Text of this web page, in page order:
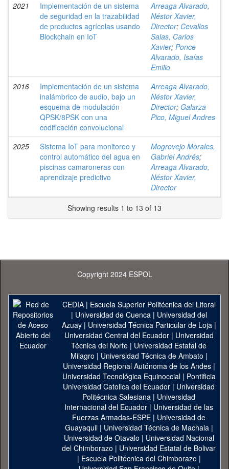
2021
Implementación de un sistema
de seguridad en la trazabilidad
de productos agrícolas usando
Blockchain en IoT
Arreaga Alvarado,
Néstor Xavier,
Director; Cevallos
Salas, Carlos
Xavier; Ponce
Alvarado, Isaías
Emilio
2016
Implementación de un sistema
inalámbrico de audio, bajo un
esquema de modulación
QPSK/8PSK con una
codificación convolucional
Arreaga Alvarado,
Néstor Xavier,
Director; Galarza
Pico, Miguel Andres
2025
Sistema IoT para monitoreo y
control automático del agua en
piscinas camaroneras con
aprendizaje predictivo
Mogrovejo Morales,
Gabriel Andrés;
Arreaga Alvarado,
Néstor Xavier,
Director
Showing results 1 to 13 of 13
Copyright 2024 ESPOL
CEDIA| Escuela Superior Politécnica del Litoral
| Universidad de Cuenca| Universidad del
Azuay| Universidad Técnica Particular de Loja|
Universidad Central del Ecuador| Universidad
Técnica del Norte | Universidad Estatal de
Milagro | Universidad Técnica de Ambato |
Universidad Regional Autónoma de los Andes|
Universidad Tecnológica Equinoccial| Pontificia
Universidad Catolica del Ecuador | Universidad
Politécnica Salesiana | Universidad
Internacional del Ecuador | Universidad de las
Fuerzas Armadas-ESPE | Universidad de
Guayaquil| Universidad Técnica de Machala|
Universidad de Otavalo | Universidad Nacional
del Chimborazo | Universidad Estatal de Bolivar
| Escuela Politécnica del Chimborazo |